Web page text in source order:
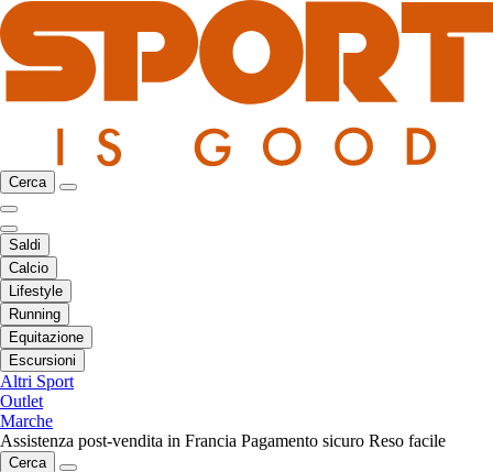
Cerca
Saldi
Calcio
Lifestyle
Running
Equitazione
Escursioni
Altri Sport
Outlet
Marche
Assistenza post-vendita in Francia Pagamento sicuro Reso facile
Cerca